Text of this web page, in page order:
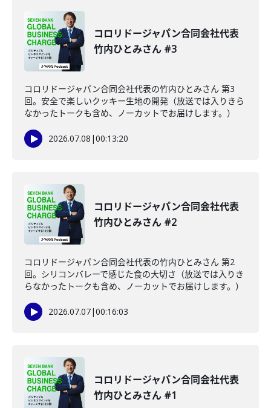
コロリドージャパン合同会社代表
竹内ひとみさん #3
コロリドージャパン合同会社代表の竹内ひとみさん 第3
回。安全で楽しいクッキー生地の開発（放送では入りきら
なかったトークも含め、ノーカットでお届けします。）
2026.07.08 |00:13:20
コロリドージャパン合同会社代表
竹内ひとみさん #2
コロリドージャパン合同会社代表の竹内ひとみさん 第2
回。シリコンバレーで感じた食の大切さ（放送では入りき
らなかったトークも含め、ノーカットでお届けします。）
2026.07.07|00:16:03
コロリドージャパン合同会社代表
竹内ひとみさん #1